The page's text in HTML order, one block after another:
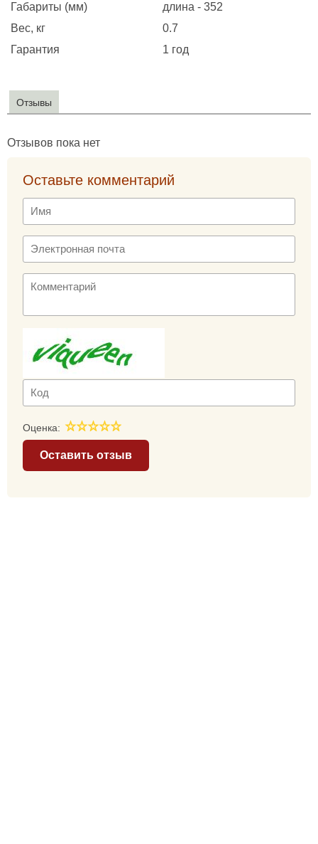
Габариты (мм)
длина - 352
Вес, кг
0.7
Гарантия
1 год
Отзывы
Отзывов пока нет
Оставьте комментарий
Оценка:
Оставить отзыв